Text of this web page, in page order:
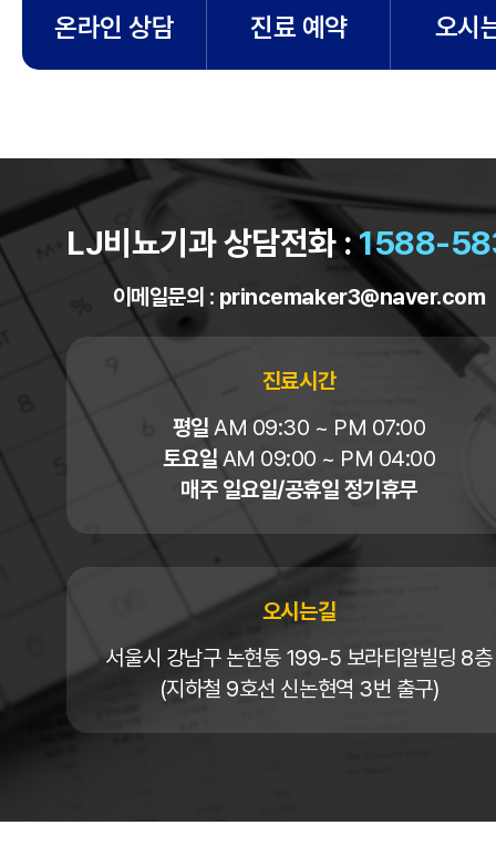
온라인 상담 진료 예약 오시
LJ비뇨기과 상담전화 :1588-
이메일문의 : princemaker3@naver.com
진료시간
평일 AM 09:30 ~ PM 07:00
토요일 AM 09:00 ~ PM 04:00
매주 일요일/공휴일 정기휴무
오시는길
서울시 강남구 논현동 199-5 보라티알빌딩 8층
(지하철 9호선 신논현역 3번 출구)